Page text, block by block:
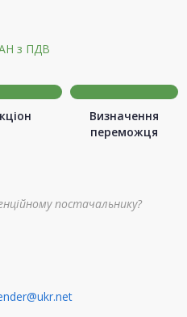
з ПДВ
Визначення
переможця
постачальнику?